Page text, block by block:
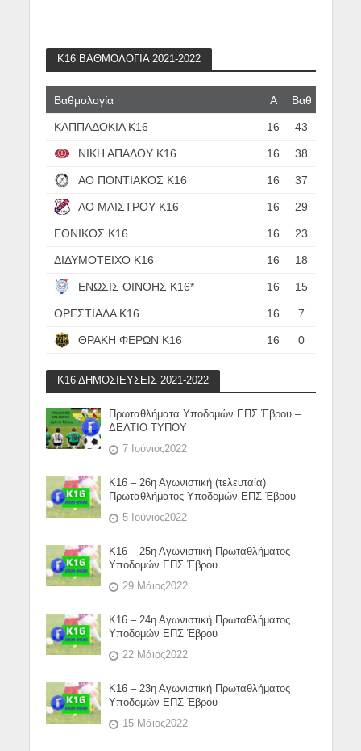
Κ16 ΒΑΘΜΟΛΟΓΙΑ 2021-2022
Βαθμολογία Α Βαθ
ΚΑΠΠΑΔΟΚΙΑ Κ16 16 43
ΝΙΚΗ ΑΠΑΛΟΥ Κ16 16 38
ΑΟ ΠΟΝΤΙΑΚΟΣ Κ16 16 37
ΑΟ ΜΑΙΣΤΡΟΥ Κ16 16 29
ΕΘΝΙΚΟΣ Κ16 16 23
ΔΙΔΥΜΟΤΕΙΧΟ Κ16 16 18
ΕΝΩΣΙΣ ΟΙΝΟΗΣ Κ16* 16 15
ΟΡΕΣΤΙΑΔΑ Κ16 16 7
ΘΡΑΚΗ ΦΕΡΩΝ Κ16 16 0
Κ16 ΔΗΜΟΣΙΕΥΣΕΙΣ 2021-2022
Πρωταθλήματα Υποδομών ΕΠΣ Έβρου –
ΔΕΛΤΙΟ ΤΥΠΟΥ
7 Ιούνιος2022
Κ16 – 26η Αγωνιστική (τελευταία)
Πρωταθλήματος Υποδομών ΕΠΣ Έβρου
5 Ιούνιος2022
Κ16 – 25η Αγωνιστική Πρωταθλήματος
Υποδομών ΕΠΣ Έβρου
29 Μάιος2022
Κ16 – 24η Αγωνιστική Πρωταθλήματος
Υποδομών ΕΠΣ Έβρου
22 Μάιος2022
Κ16 – 23η Αγωνιστική Πρωταθλήματος
Υποδομών ΕΠΣ Έβρου
15 Μάιος2022